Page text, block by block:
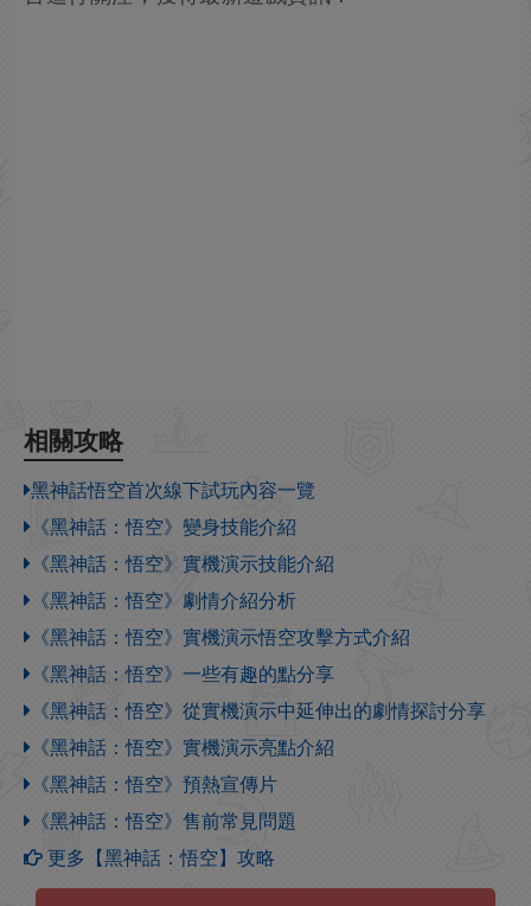
相關攻略
黑神話悟空首次線下試玩內容一覽
《黑神話：悟空》變身技能介紹
《黑神話：悟空》實機演示技能介紹
《黑神話：悟空》劇情介紹分析
《黑神話：悟空》實機演示悟空攻擊方式介紹
《黑神話：悟空》一些有趣的點分享
《黑神話：悟空》從實機演示中延伸出的劇情探討分享
《黑神話：悟空》實機演示亮點介紹
《黑神話：悟空》預熱宣傳片
《黑神話：悟空》售前常見問題
更多【黑神話：悟空】攻略